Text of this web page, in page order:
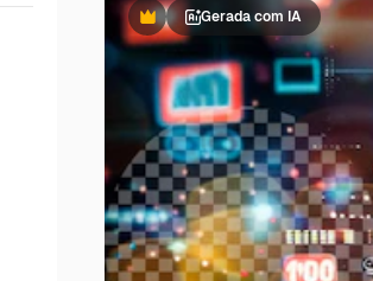
PremiumGerada com IA